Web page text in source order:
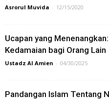
Asrorul Muvida - 12/15/2020
Ucapan yang
Kedamaian bagi Orang Lain
Ustadz Al Amien - 04/30/2025
Pandangan Islam Tentang